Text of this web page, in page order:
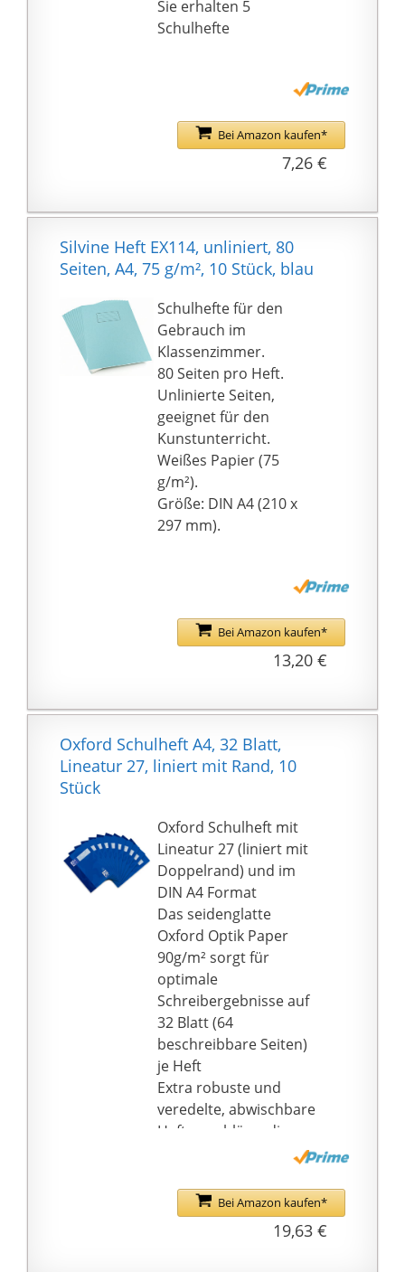
Sie erhalten 5
Schulhefte
Bei Amazon kaufen*
7,26 €
Silvine Heft EX114, unliniert, 80
Seiten, A4, 75 g/m², 10 Stück, blau
Schulhefte für den
Gebrauch im
Klassenzimmer.
80 Seiten pro Heft.
Unlinierte Seiten,
geeignet für den
Kunstunterricht.
Weißes Papier (75
g/m²).
Größe: DIN A4 (210 x
297 mm).
Bei Amazon kaufen*
13,20 €
Oxford Schulheft A4, 32 Blatt,
Lineatur 27, liniert mit Rand, 10
Stück
Oxford Schulheft mit
Lineatur 27 (liniert mit
Doppelrand) und im
DIN A4 Format
Das seidenglatte
Oxford Optik Paper
90g/m² sorgt für
optimale
Schreibergebnisse auf
32 Blatt (64
beschreibbare Seiten)
je Heft
Extra robuste und
veredelte, abwischbare
Heftumschläge, die
sind
Die Heftetiketten sind
mit Tinte beschreibbar
Bei Amazon kaufen*
19,63 €